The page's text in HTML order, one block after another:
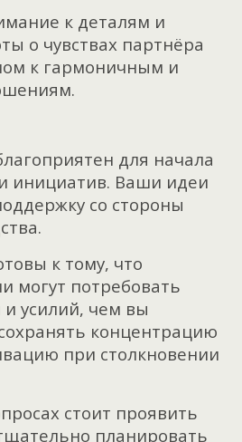
к деталям и
о чувствах партнёра
к гармоничным и
для начала
инициатив. Ваши идеи
со стороны
к тому, что
могут потребовать
усилий, чем вы
концентрацию
при столкновении
стоит проявить
планировать